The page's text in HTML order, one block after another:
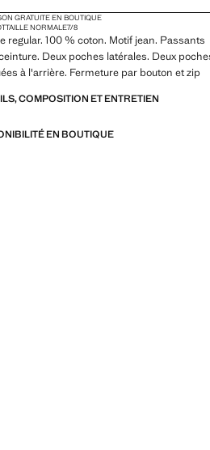
GRATUITE EN BOUTIQUE
TAILLE NORMALE7/8
regular. 100 % coton. Motif jean. Passants
Deux poches latérales. Deux
à l'arrière. Fermeture par bouton et zip
COMPOSITION ET ENTRETIEN
EN BOUTIQUE